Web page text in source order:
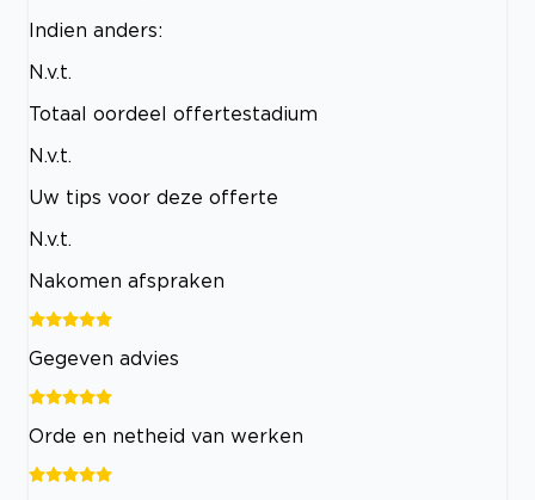
Indien anders:
N.v.t.
Totaal oordeel offertestadium
N.v.t.
Uw tips voor deze offerte
N.v.t.
Nakomen afspraken
Gegeven advies
Orde en netheid van werken